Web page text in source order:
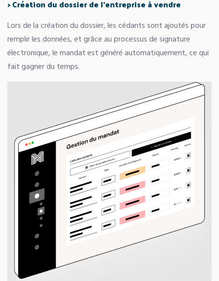
>Création du dossier de l’entreprise àvendre
Lors de la création du dossier, les cédants sont ajoutés pour
remplir les données, et grâce au processus de signature
électronique, le mandat est généré automatiquement, ce qui
fait gagner du temps.